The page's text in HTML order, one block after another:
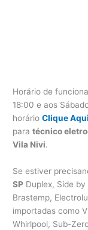
Horário de
18:00 e aos
horárioClique Aqui
paratécnico
Vila Nivi.
Se estiver
SP Duplex, Side
Brastemp,
importadas como
Whirlpool, Sub-